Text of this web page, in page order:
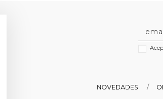
NOVEDADES